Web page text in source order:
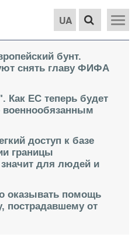
UA
бунт.
снять главу ФИФА
Как ЕС теперь будет
военнообязанным
доступ к базе
границы
для людей и
оказывать помощь
пострадавшему от